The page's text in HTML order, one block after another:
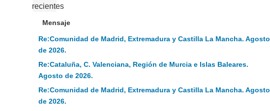
recientes
Mensaje
Re:Comunidad de Madrid, Extremadura y Castilla La Mancha. Agosto
de 2026.
Re:Cataluña, C. Valenciana, Región de Murcia e Islas Baleares.
Agosto de 2026.
Re:Comunidad de Madrid, Extremadura y Castilla La Mancha. Agosto
de 2026.